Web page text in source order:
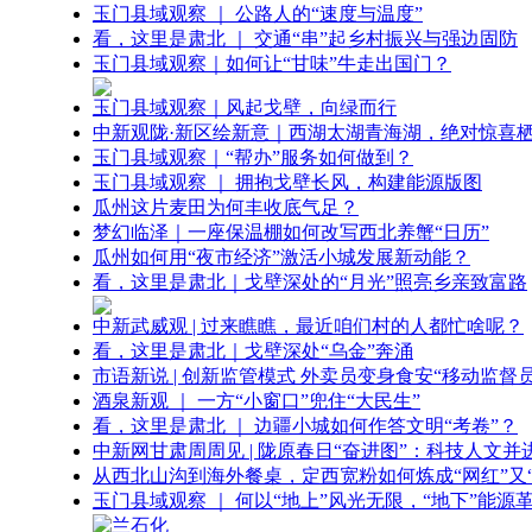
玉门县域观察 ｜ 公路人的“速度与温度”
看，这里是肃北 ｜ 交通“串”起乡村振兴与强边固防
玉门县域观察｜如何让“甘味”牛走出国门？
玉门县域观察｜风起戈壁，向绿而行
中新观陇·新区绘新意｜西湖太湖青海湖，绝对惊喜
玉门县域观察｜“帮办”服务如何做到？
玉门县域观察 ｜ 拥抱戈壁长风，构建能源版图
瓜州这片麦田为何丰收底气足？
梦幻临泽｜一座保温棚如何改写西北养蟹“日历”
瓜州如何用“夜市经济”激活小城发展新动能？
看，这里是肃北｜戈壁深处的“月光”照亮乡亲致富路
中新武威观 | 过来瞧瞧，最近咱们村的人都忙啥呢？
看，这里是肃北｜戈壁深处“乌金”奔涌
市语新说 | 创新监管模式 外卖员变身食安“移动监督
酒泉新观 ｜ 一方“小窗口”兜住“大民生”
看，这里是肃北 ｜ 边疆小城如何作答文明“考卷”？
中新网甘肃周周见 | 陇原春日“奋进图”：科技人文并
从西北山沟到海外餐桌，定西宽粉如何炼成“网红”又
玉门县域观察 ｜ 何以“地上”风光无限，“地下”能源